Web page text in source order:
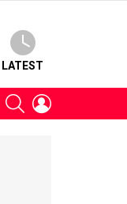
LATEST
SEARCH